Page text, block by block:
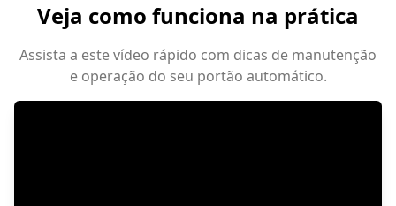
Veja como funciona na prática
Assista a este vídeo rápido com dicas de manutenção
e operação do seu portão automático.